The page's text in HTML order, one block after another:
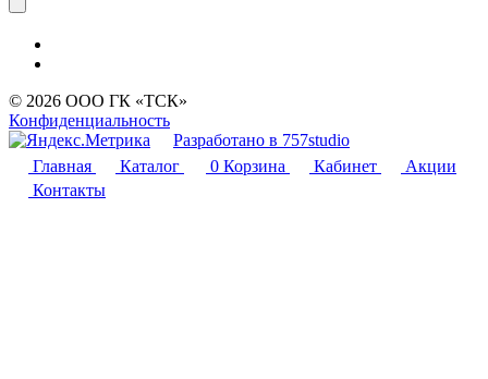
© 2026 ООО ГК «ТСК»
Конфиденциальность
Разработано в 757studio
Главная
Каталог 0 Корзина Кабинет
Акции
Контакты